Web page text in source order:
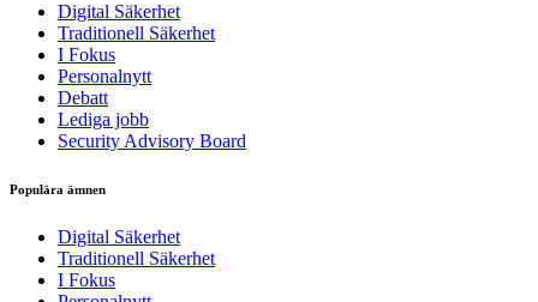
Digital Säkerhet
Traditionell Säkerhet
I Fokus
Personalnytt
Debatt
Lediga jobb
Security Advisory Board
Populära ämnen
Digital Säkerhet
Traditionell Säkerhet
I Fokus